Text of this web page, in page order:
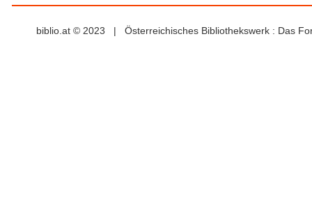
biblio.at © 2023 | Österreichisches Bibliothekswerk : Das